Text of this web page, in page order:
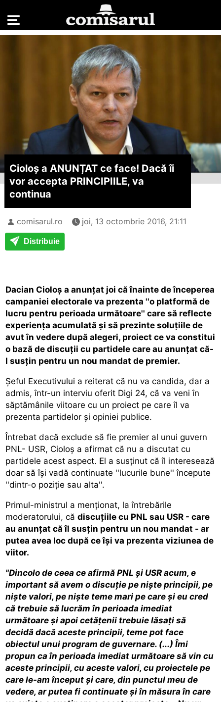
Cioloș a ANUNȚAT ce face! Dacă îi
vor accepta PRINCIPIILE, va
continua
comisarul.ro joi, 13 octombrie 2016, 21:11
Distribuie
Dacian Cioloş a anunţat joi că înainte de începerea
campaniei electorale va prezenta ''o platformă de
lucru pentru perioada următoare'' care să reflecte
experienţa acumulată şi să prezinte soluţiile de
avut în vedere după alegeri, proiect ce va constitui
o bază de discuţii cu partidele care au anunțat că-
l susțin pentru un nou mandat de premier.
Şeful Executivului a reiterat că nu va candida, dar a
admis, într-un interviu oferit Digi 24, că va veni în
săptămânile viitoare cu un proiect pe care îl va
prezenta partidelor şi opiniei publice.
Întrebat dacă exclude să fie premier al unui guvern
PNL- USR, Cioloş a afirmat că nu a discutat cu
partidele acest aspect. El a susţinut că îl interesează
doar să îşi vadă continuate ''lucurile bune'' începute
''dintr-o poziţie sau alta''.
Primul-ministrul a menţionat, la întrebările
moderatorului, cădiscuţiile cu PNL sau USR - care
au anunţat că îl susţin pentru un nou mandat - ar
putea avea loc după ce îşi va prezenta viziunea de
viitor.
"Dincolo de ceea ce afirmă PNL și USR acum, e
important să avem o discuție pe niște principii, pe
niște valori, pe niște teme mari pe care și eu cred
că trebuie să lucrăm în perioada imediat
următoare și apoi cetățenii trebuie lăsați să
decidă dacă aceste principii, teme pot face
obiectul unui program de guvernare. (...) Îmi
propun ca în perioada imediat următoare să vin cu
aceste principii, cu aceste valori, cu proiectele pe
care le-am început și care, din punctul meu de
vedere, ar putea fi continuate și în măsura în care